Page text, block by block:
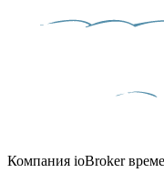
Компания ioBroker